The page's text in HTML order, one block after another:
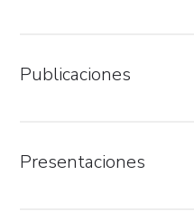
Publicaciones
Presentaciones